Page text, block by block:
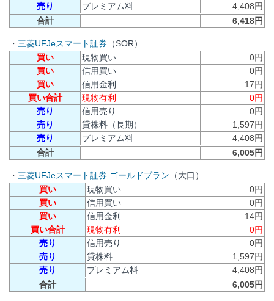
売り
プレミアム料
4,408円
合計
6,418円
・ 三菱UFJeスマート証券 （SOR）
買い
現物買い
0円
買い
信用買い
0円
買い
信用金利
17円
買い合計
現物有利
0円
売り
信用売り
0円
売り
貸株料（長期）
1,597円
売り
プレミアム料
4,408円
合計
6,005円
・ 三菱UFJeスマート証券 ゴールドプラン （大口）
買い
現物買い
0円
買い
信用買い
0円
買い
信用金利
14円
買い合計
現物有利
0円
売り
信用売り
0円
売り
貸株料
1,597円
売り
プレミアム料
4,408円
合計
6,005円